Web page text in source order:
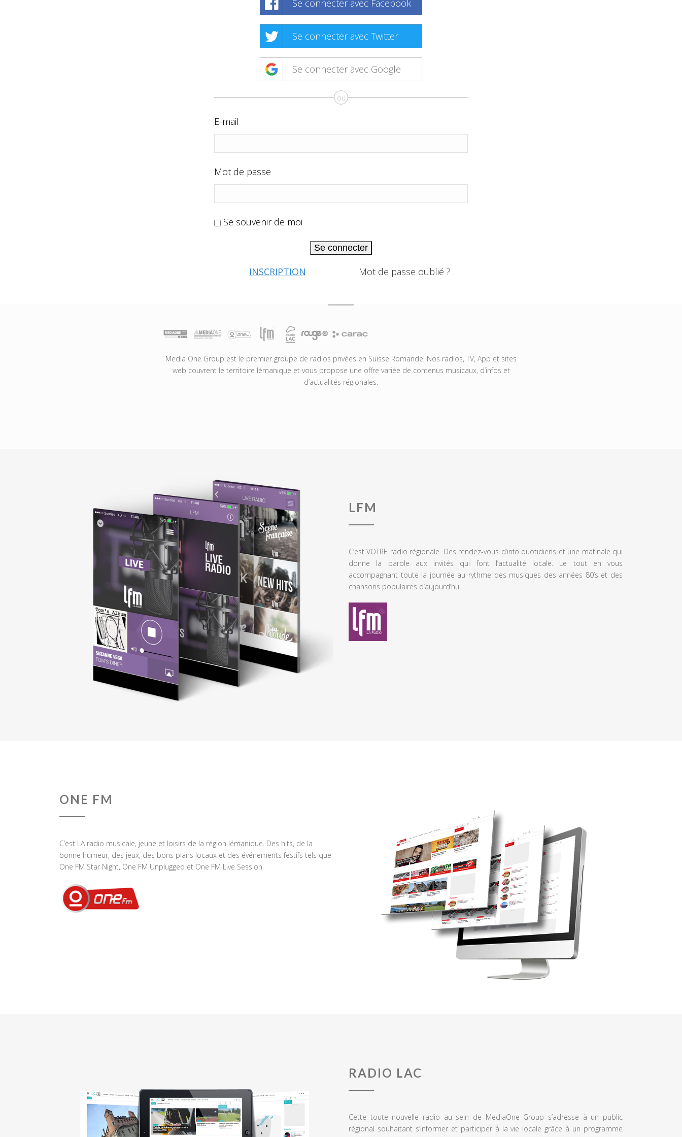
Se connecter avec Facebook
Se connecter avec Twitter
Se connecter avec Google
ou
E-mail
Mot de passe
Se souvenir de moi
Se connecter
INSCRIPTION Mot de passe oublié ?
Media One Group est le premier groupe de radios privées en Suisse Romande. Nos radios, TV, App et sites
web couvrent le territoire lémanique et vous propose une offre variée de contenus musicaux, d’infos et
d’actualités régionales.
LFM
C’est VOTRE radio régionale. Des rendez-vous d’info quotidiens et une matinale qui
donne la parole aux invités qui font l’actualité locale. Le tout en vous
accompagnant toute la journée au rythme des musiques des années 80’s et des
chansons populaires d’aujourd’hui.
ONE FM
C’est LA radio musicale, jeune et loisirs de la région lémanique. Des hits, de la
bonne humeur, des jeux, des bons plans locaux et des événements festifs tels que
One FM Star Night, One FM Unplugged et One FM Live Session.
RADIO LAC
Cette toute nouvelle radio au sein de MediaOne Group s’adresse à un public
régional souhaitant s’informer et participer à la vie locale grâce à un programme